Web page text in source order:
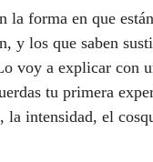
la forma en que
y los que saben
voy a explicar con
tu primera
la intensidad, el